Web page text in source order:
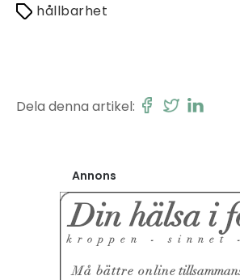
hållbarhet
Dela denna artikel:
Annons